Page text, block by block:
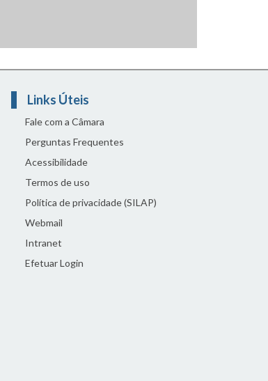
Links Úteis
Fale com a Câmara
Perguntas Frequentes
Acessibilidade
Termos de uso
Política de privacidade (SILAP)
Webmail
Intranet
Efetuar Login